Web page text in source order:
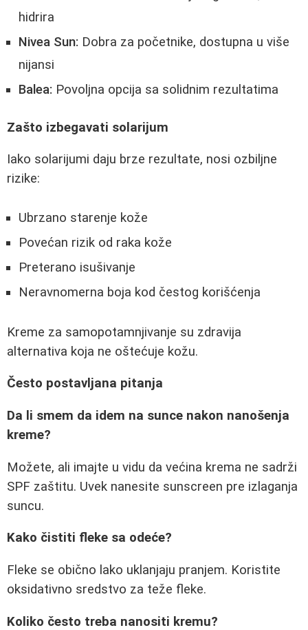
hidrira
Nivea Sun: Dobra za početnike, dostupna u više
nijansi
Balea: Povoljna opcija sa solidnim rezultatima
Zašto izbegavati solarijum
Iako solarijumi daju brze rezultate, nosi ozbiljne
rizike:
Ubrzano starenje kože
Povećan rizik od raka kože
Preterano isušivanje
Neravnomerna boja kod čestog korišćenja
Kreme za samopotamnjivanje su zdravija
alternativa koja ne oštećuje kožu.
Često postavljana pitanja
Da li smem da idem na sunce nakon nanošenja
kreme?
Možete, ali imajte u vidu da većina krema ne sadrži
SPF zaštitu. Uvek nanesite sunscreen pre izlaganja
suncu.
Kako čistiti fleke sa odeće?
Fleke se obično lako uklanjaju pranjem. Koristite
oksidativno sredstvo za teže fleke.
Koliko često treba nanositi kremu?